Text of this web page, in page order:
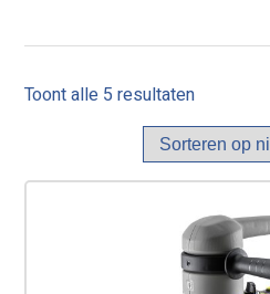
Toont alle 5 resultatenGesorteerd
op
nieuwste